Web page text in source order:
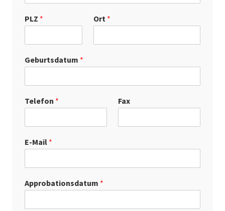
PLZ * Ort *
Geburtsdatum *
Telefon * Fax
E-Mail *
Approbationsdatum *